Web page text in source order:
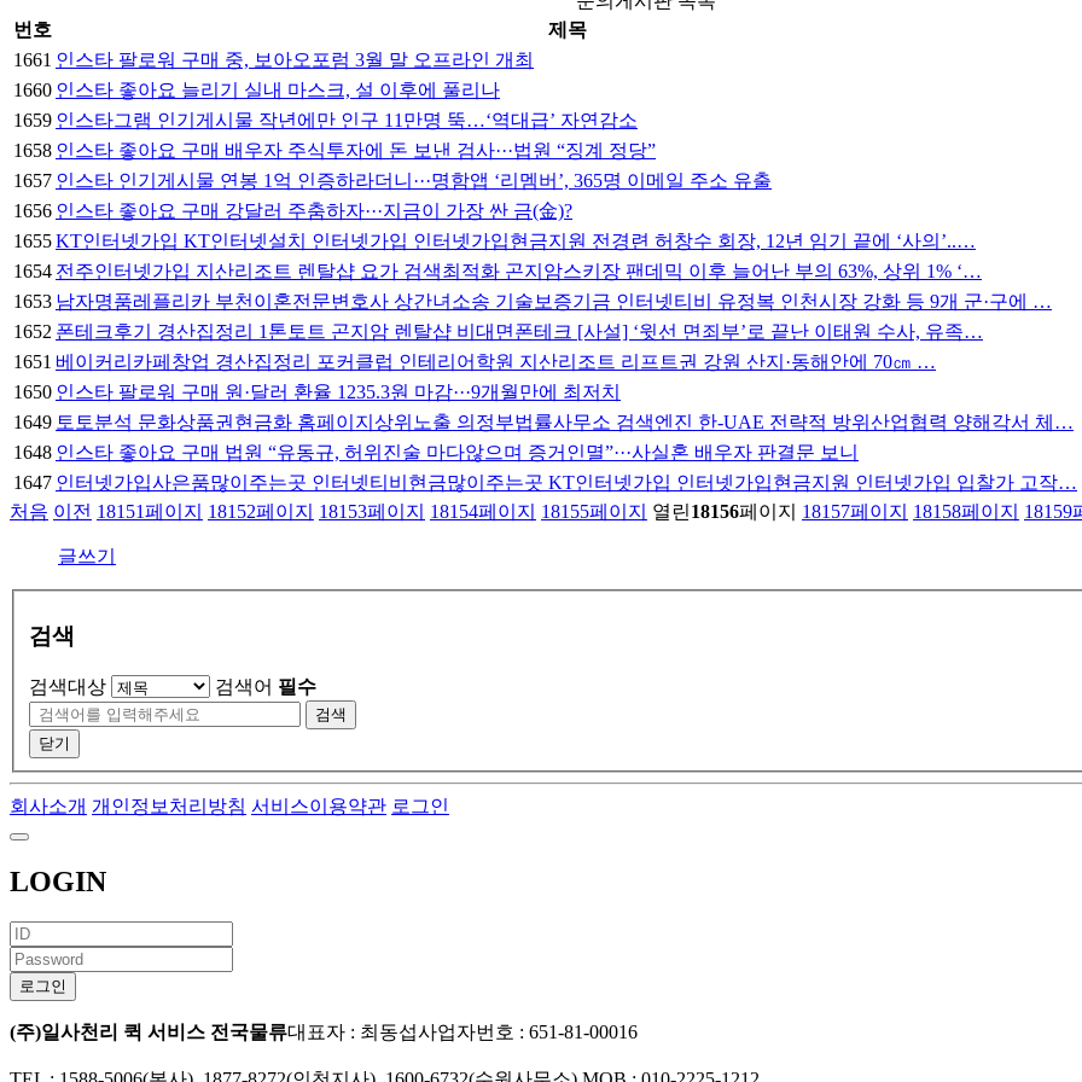
번호
제목
1661 인스타 팔로워 구매 중, 보아오포럼 3월 말 오프라인 개최
1660 인스타 좋아요 늘리기 실내 마스크, 설 이후에 풀리나
1659 인스타그램 인기게시물 작년에만 인구 11만명 뚝…‘역대급’ 자연감소
1658 인스타 좋아요 구매 배우자 주식투자에 돈 보낸 검사···법원 “징계 정당”
1657 인스타 인기게시물 연봉 1억 인증하라더니···명함앱 ‘리멤버’, 365명 이메일 주소 유출
1656 인스타 좋아요 구매 강달러 주춤하자···지금이 가장 싼 금(金)?
1655KT인터넷가입 KT인터넷설치 인터넷가입 인터넷가입현금지원 전경련 허창수 회장, 12년 임기 끝에 ‘사의’..…
1654 전주인터넷가입 지산리조트 렌탈샵 요가 검색최적화 곤지암스키장 팬데믹 이후 늘어난 부의 63%, 상위 1% ‘…
1653 남자명품레플리카 부천이혼전문변호사 상간녀소송 기술보증기금 인터넷티비 유정복 인천시장 강화 등 9개 군·구에 …
1652 폰테크후기 경산집정리 1톤토트 곤지암 렌탈샵 비대면폰테크 [사설] ‘윗선 면죄부’로 끝난 이태원 수사, 유족…
1651 베이커리카페창업 경산집정리 포커클럽 인테리어학원 지산리조트 리프트권 강원 산지·동해안에 70㎝ …
1650 인스타 팔로워 구매 원·달러 환율 1235.3원 마감···9개월만에 최저치
1649 토토분석 문화상품권현금화 홈페이지상위노출 의정부법률사무소 검색엔진 한-UAE 전략적 방위산업협력 양해각서 체…
1648 인스타 좋아요 구매 법원 “유동규, 허위진술 마다않으며 증거인멸”···사실혼 배우자 판결문 보니
1647 인터넷가입사은품많이주는곳 인터넷티비현금많이주는곳 KT인터넷가입 인터넷가입현금지원 인터넷가입 입찰가 고작…
처음 이전 18151페이지 18152페이지 18153페이지 18154페이지 18155페이지 열린18156페이지 18157페이지 18158페이지 18159
글쓰기
검색
검색대상 검색어 필수
검색
닫기
회사소개 개인정보처리방침 서비스이용약관 로그인
LOGIN
(주)일사천리 퀵 서비스 전국물류대표자 : 최동섭사업자번호 : 651-81-00016